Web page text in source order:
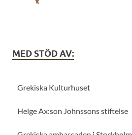
MED STÖD AV:
Grekiska Kulturhuset
Helge Ax:son Johnssons stiftelse